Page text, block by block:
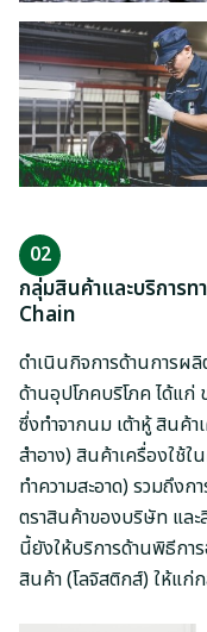
02
กลุ่มสินค้าและบริการ
Chain
ดำเนินกิจการด้านการผ
ด้านอุปโภคบริโภค ได้แ
ซึ่งทำจากนม เต้าหู้ สินค้
สำอาง) สินค้าเครื่องใช้
ทำความสะอาด) รวมถึง
ตราสินค้าของบริษัท แล
นี้ยังให้บริการด้านพิธีกา
สินค้า (โลจิสติกส์) ให้แ